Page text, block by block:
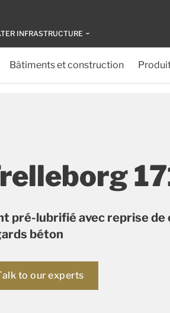
INFRASTRUCTURE
Bâtiments et construction
pré-lubrifié avec reprise de
béton
to our experts